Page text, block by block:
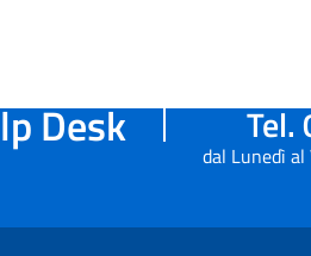
Desk dal Lunedì